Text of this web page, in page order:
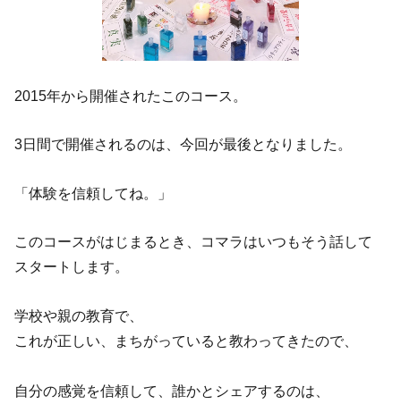
2015年から開催されたこのコース。
3日間で開催されるのは、今回が最後となりました。
「体験を信頼してね。」
このコースがはじまるとき、コマラはいつもそう話して
スタートします。
学校や親の教育で、
これが正しい、まちがっていると教わってきたので、
自分の感覚を信頼して、誰かとシェアするのは、